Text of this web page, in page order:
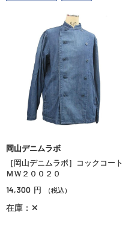
岡山デニムラボ
［岡山デニムラボ］コックコート
ＭＷ２００２０
14,300 円 （税込）
在庫：✕